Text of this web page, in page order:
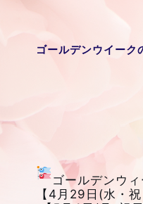
ゴールデンウイーク
ゴールデンウ
【4月29日(水・祝